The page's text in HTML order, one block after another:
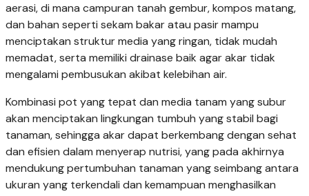
aerasi, di mana campuran tanah gembur, kompos matang,
dan bahan seperti sekam bakar atau pasir mampu
menciptakan struktur media yang ringan, tidak mudah
memadat, serta memiliki drainase baik agar akar tidak
mengalami pembusukan akibat kelebihan air.
Kombinasi pot yang tepat dan media tanam yang subur
akan menciptakan lingkungan tumbuh yang stabil bagi
tanaman, sehingga akar dapat berkembang dengan sehat
dan efisien dalam menyerap nutrisi, yang pada akhirnya
mendukung pertumbuhan tanaman yang seimbang antara
ukuran yang terkendali dan kemampuan menghasilkan